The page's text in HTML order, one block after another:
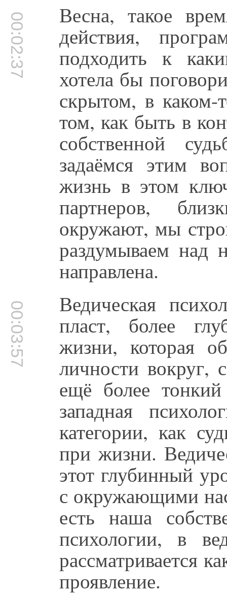
00:02:37 Весна, такое
действия,
подходить к
хотела бы
скрытом, в
том, как быть в
собственной
задаёмся этим
жизнь в этом
партнеров,
окружают, мы
раздумываем над
направлена.
00:03:57 Ведическая
пласт, более
жизни, которая
личности вокруг,
ещё более
западная
категории, как
при жизни.
этот глубинный
с окружающими
есть наша
психологии, в
рассматривается
проявление.